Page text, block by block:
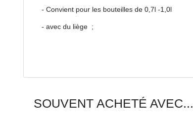
- Convient pour les bouteilles de 0,7l -1,0l
- avec du liège ;
SOUVENT ACHETÉ AVEC...